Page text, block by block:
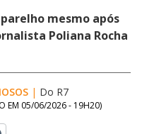
mesmo após
Poliana Rocha
| Do R7
EM 05/06/2026 - 19H20)